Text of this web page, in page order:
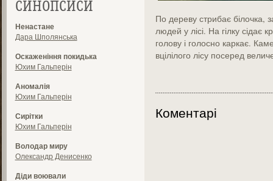
СИНОПСИСИ
Ненастане
Дара Шполянська
Оскаженіння покидька
Юхим Гальперін
Аномалія
Юхим Гальперін
Сирітки
Юхим Гальперін
Володар миру
Олександр Денисенко
Діди воювали
По дереву стрибає білочка,
людей у лісі. На гілку сідає
голову і голосно каркає.
вцілілого лісу посеред
Коментарі